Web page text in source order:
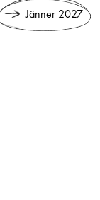
Jänner 2027